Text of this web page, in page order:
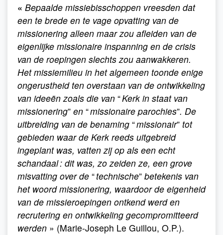
« Bepaalde missiebisschoppen vreesden dat
een te brede en te vage opvatting van de
missionering alleen maar zou afleiden van de
eigenlijke missionaire inspanning en de crisis
van de roepingen slechts zou aanwakkeren.
Het missiemilieu in het algemeen toonde enige
ongerustheid ten overstaan van de ontwikkeling
van ideeën zoals die van “Kerk in staat van
missionering” en “missionaire parochies”. De
uitbreiding van de benaming “missionair” tot
gebieden waar de Kerk reeds uitgebreid
ingeplant was, vatten zij op als een echt
schandaal : dit was, zo zeiden ze, een grove
misvatting over de “technische” betekenis van
het woord missionering, waardoor de eigenheid
van de missieroepingen ontkend werd en
recrutering en ontwikkeling gecompromitteerd
werden » (Marie-Joseph Le Guillou, O.P.).